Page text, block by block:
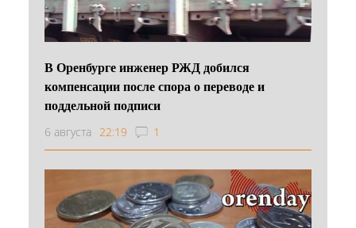
В Оренбурге инженер РЖД добился
компенсации после спора о переводе и
поддельной подписи
6 августа 22:19 1